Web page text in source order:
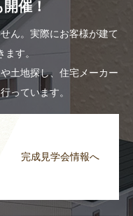
催！
ん。実際にお客様が建て
す。
土地探し、住宅メーカー
っています。
完成見学会情報へ